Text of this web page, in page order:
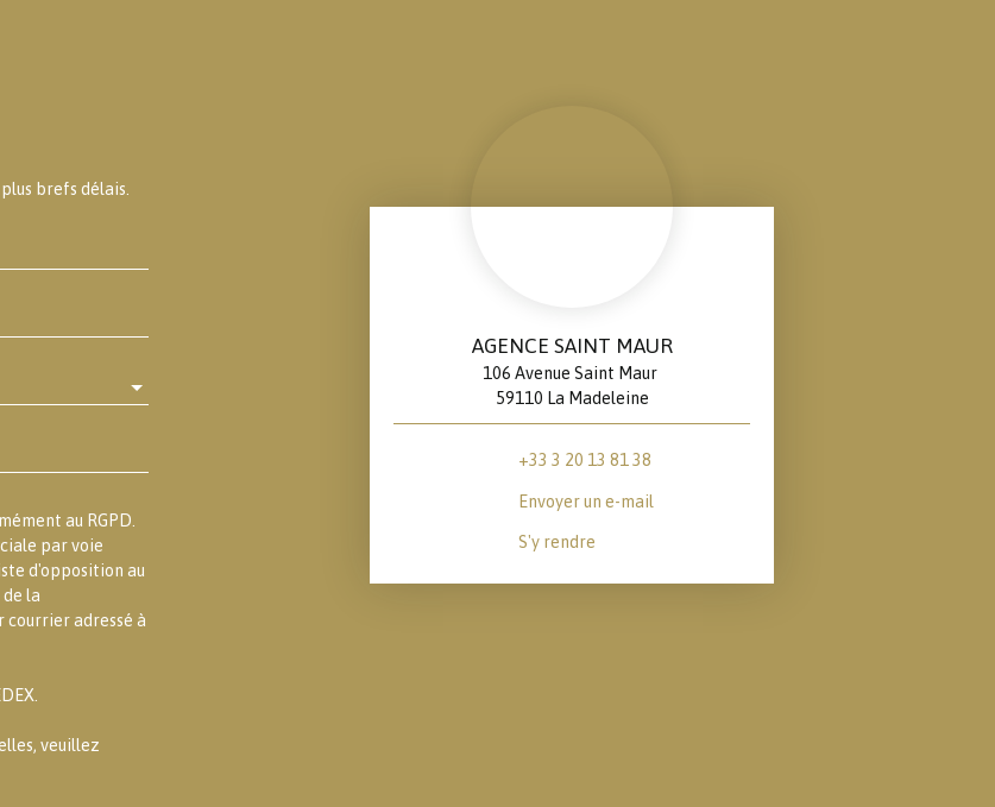
brefs délais.
au RGPD.
par voie
d'opposition au
la
courrier adressé à
veuillez
AGENCE SAINT MAUR
106 Avenue Saint Maur
59110 La Madeleine
+33 3 20 13 81 38
Envoyer un e-mail
S'y rendre